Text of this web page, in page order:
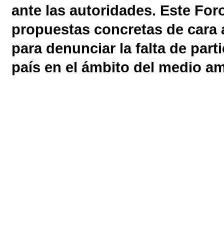
ante las autoridades. Este
propuestas concretas de cara
para denunciar la falta de
país en el ámbito del medio